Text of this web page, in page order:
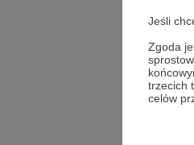
Jeśli
Zgoda
trzecich
celów